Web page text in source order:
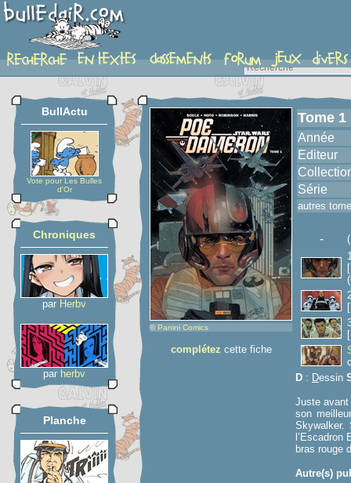
album
BullActu
Vote pour Les Bulles
d'Or
Chroniques
par Herbv
par herbv
Planche
© Panini Comics
complétez cette fiche
Tome 1
Année
Editeur
Série
autres
-
(
D : Dessin
Juste avant
son
Skywalker.
bras rouge
Autre(s)